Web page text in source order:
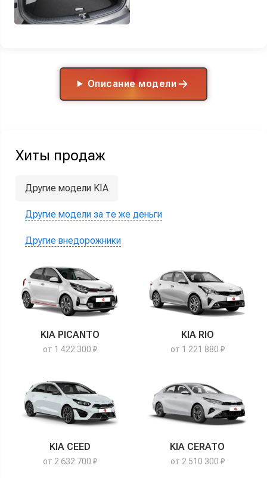
Описание модели
Хиты продаж
Другие модели KIA
Другие модели за те же деньги
Другие внедорожники
KIA PICANTO
от 1 422 300 ₽
KIA RIO
от 1 221 880 ₽
KIA CEED
от 2 632 700 ₽
KIA CERATO
от 2 510 300 ₽